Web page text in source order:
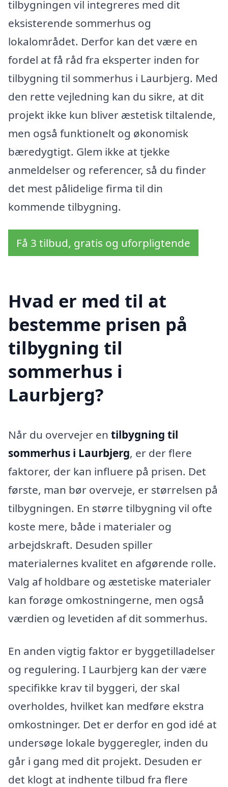
tilbygningen vil integreres med dit
eksisterende sommerhus og
lokalområdet. Derfor kan det være en
fordel at få råd fra eksperter inden for
tilbygning til sommerhus i Laurbjerg. Med
den rette vejledning kan du sikre, at dit
projekt ikke kun bliver æstetisk tiltalende,
men også funktionelt og økonomisk
bæredygtigt. Glem ikke at tjekke
anmeldelser og referencer, så du finder
det mest pålidelige firma til din
kommende tilbygning.
Få 3 tilbud, gratis og uforpligtende
Hvad er med til at
bestemme prisen på
tilbygning til
sommerhus i
Laurbjerg?
Når du overvejer en tilbygning til
sommerhus i Laurbjerg, er der flere
faktorer, der kan influere på prisen. Det
første, man bør overveje, er størrelsen på
tilbygningen. En større tilbygning vil ofte
koste mere, både i materialer og
arbejdskraft. Desuden spiller
materialernes kvalitet en afgørende rolle.
Valg af holdbare og æstetiske materialer
kan forøge omkostningerne, men også
værdien og levetiden af dit sommerhus.
En anden vigtig faktor er byggetilladelser
og regulering. I Laurbjerg kan der være
specifikke krav til byggeri, der skal
overholdes, hvilket kan medføre ekstra
omkostninger. Det er derfor en god idé at
undersøge lokale byggeregler, inden du
går i gang med dit projekt. Desuden er
det klogt at indhente tilbud fra flere